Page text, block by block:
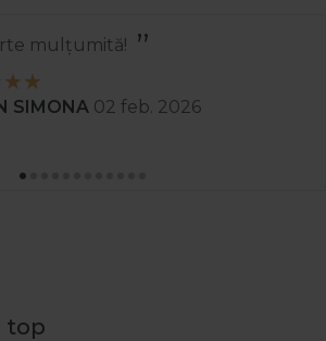
mulțumită!
SIMONA 02 feb. 2026
top